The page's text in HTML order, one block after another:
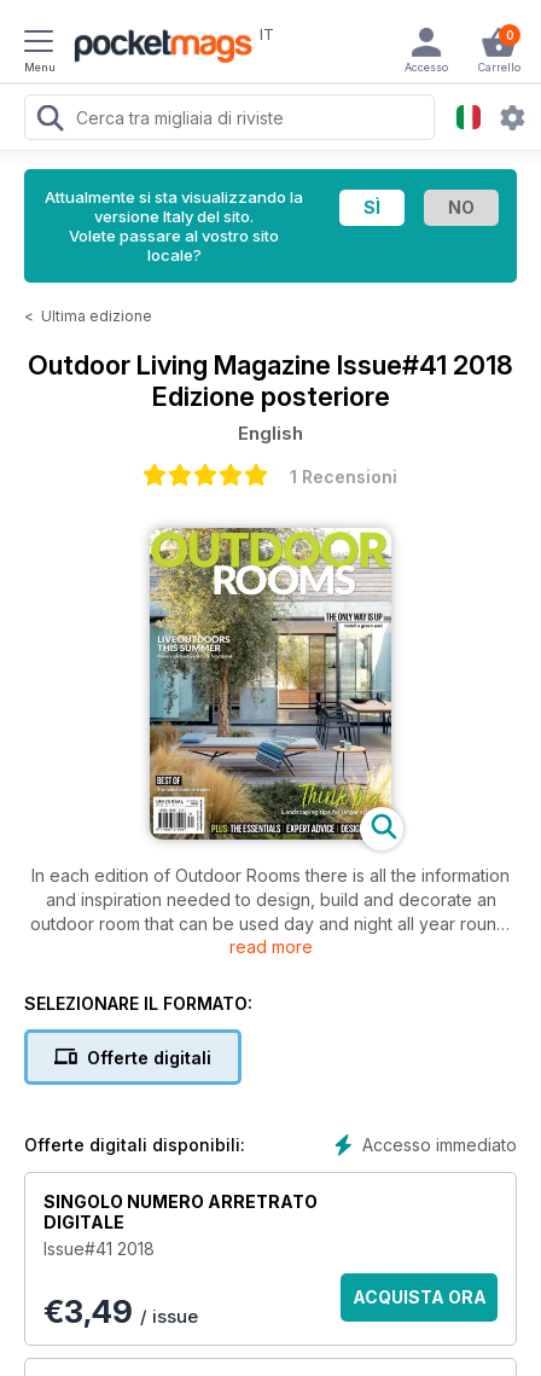
Menu
IT 0
Carrello
Accesso
Attualmente si sta visualizzando la
versione Italy del sito.
Volete passare al vostro sito
locale?
< Ultima edizione
Outdoor Living Magazine Issue#41 2018
Edizione posteriore
English
1 Recensioni
In each edition of Outdoor Rooms there is all the information
and inspiration needed to design, build and decorate an
outdoor room that can be used day and night all year round.
The magazine covers topics such as but not limited to
furnishings, outdoor entertainment, outdoor cooking, lighting,
read more
SELEZIONARE IL FORMATO:
Offerte digitali
Accesso immediato
Offerte digitali disponibili:
SINGOLO NUMERO ARRETRATO
DIGITALE
Issue#41 2018
€3,49 / issue
ACQUISTA ORA